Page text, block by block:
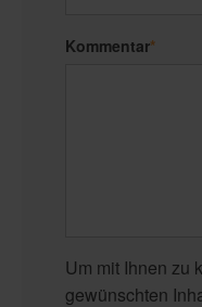
Kommentar*
Um mit Ihnen zu
gewünschten